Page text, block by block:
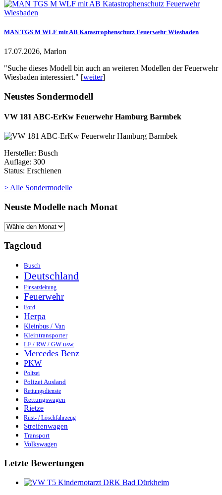
MAN TGS M WLF mit AB Katastrophenschutz Feuerwehr Wiesbaden
17.07.2026, Marlon
"Suche dieses Modell bin auch an weiteren Modellen der Feuerwehr
Wiesbaden interessiert." [weiter]
Neustes Sondermodell
VW 181 ABC-ErKw Feuerwehr Hamburg Barmbek
Hersteller: Busch
Auflage: 300
Status: Erschienen
> Alle Sondermodelle
Neuste Modelle nach Monat
Tagcloud
Busch
Deutschland
Einsatzleitung
Feuerwehr
Ford
Herpa
Kleinbus / Van
Kleintransporter
LF / RW / GW usw.
Mercedes Benz
PKW
Polizei
Polizei Ausland
Rettungsdienste
Rettungswagen
Rietze
Rüst- / Löschfahrzeug
Streifenwagen
Transport
Volkswagen
Letzte Bewertungen